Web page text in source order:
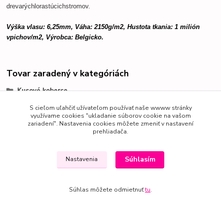
drevarýchlorastúcichstromov.
Výška vlasu: 6,25mm, Váha: 2150g/m2, Hustota tkania: 1 milión
vpichov/m2, Výrobca: Belgicko.
Tovar zaradený v kategóriách
Kusové koberce
Viskóza-Prírodný materiál
S cieľom uľahčiť užívateľom používať naše wwww stránky
využívame cookies "ukladanie súborov cookie na vašom
zariadení". Nastavenia cookies môžete zmeniť v nastavení
prehliadača.
Nastavenia Súhlasím
Súhlas môžete odmietnuťtu.